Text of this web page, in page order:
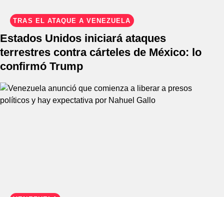
TRAS EL ATAQUE A VENEZUELA
Estados Unidos iniciará ataques
terrestres contra cárteles de México: lo
confirmó Trump